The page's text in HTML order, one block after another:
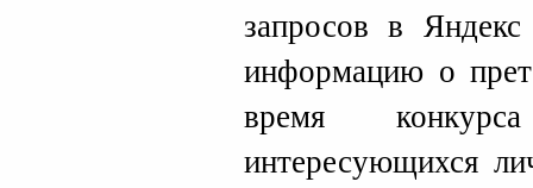
запросов в
информацию о
время
интересующихся